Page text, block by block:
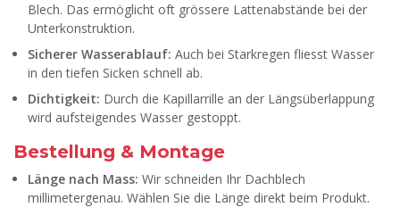
Blech. Das ermöglicht oft grössere Lattenabstände bei der
Unterkonstruktion.
Sicherer Wasserablauf: Auch bei Starkregen fliesst Wasser
in den tiefen Sicken schnell ab.
Dichtigkeit: Durch die Kapillarrille an der Längsüberlappung
wird aufsteigendes Wasser gestoppt.
Bestellung & Montage
Länge nach Mass: Wir schneiden Ihr Dachblech
millimetergenau. Wählen Sie die Länge direkt beim Produkt.